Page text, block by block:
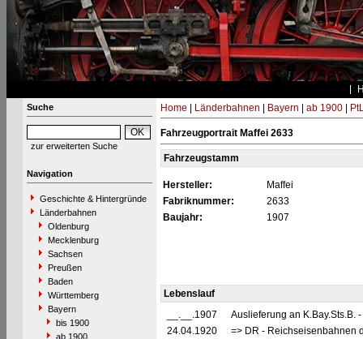
Suche
zur erweiterten Suche
Navigation
Geschichte & Hintergründe
Länderbahnen
Oldenburg
Mecklenburg
Sachsen
Preußen
Baden
Württemberg
Bayern
bis 1900
ab 1900
Home Länderbahnen Bayern ab 1900|
Fahrzeugportrait Maffei 2633
Fahrzeugstamm
Hersteller:
Maffei
Fabriknummer:
2633
Baujahr:
1907
Lebenslauf
__.__.1907
Auslieferung an
24.04.1920
=> DR - Reichseisenbahnen